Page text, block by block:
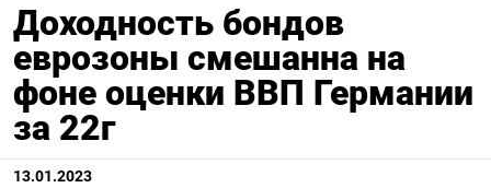
Доходность бондов
еврозоны смешанна на
фоне оценки ВВП Германии
за 22г
13.01.2023